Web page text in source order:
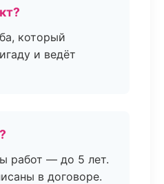
который
и ведёт
работ — до 5 лет.
в договоре.